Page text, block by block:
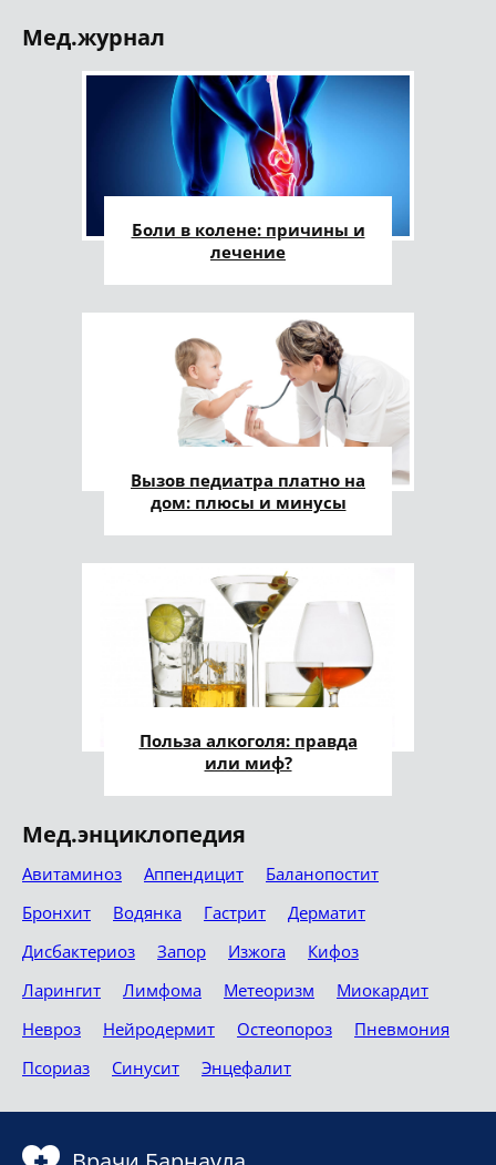
Мед.журнал
Боли в колене: причины и
лечение
Вызов педиатра платно на
дом: плюсы и минусы
Польза алкоголя: правда
или миф?
Мед.энциклопедия
Авитаминоз Аппендицит
Баланопостит
Бронхит
Водянка Гастрит
Дерматит
Дисбактериоз
Запор Изжога
Кифоз
Ларингит
Лимфома Метеоризм
Миокардит
Невроз
Нейродермит Остеопороз
Пневмония
Псориаз
Синусит Энцефалит